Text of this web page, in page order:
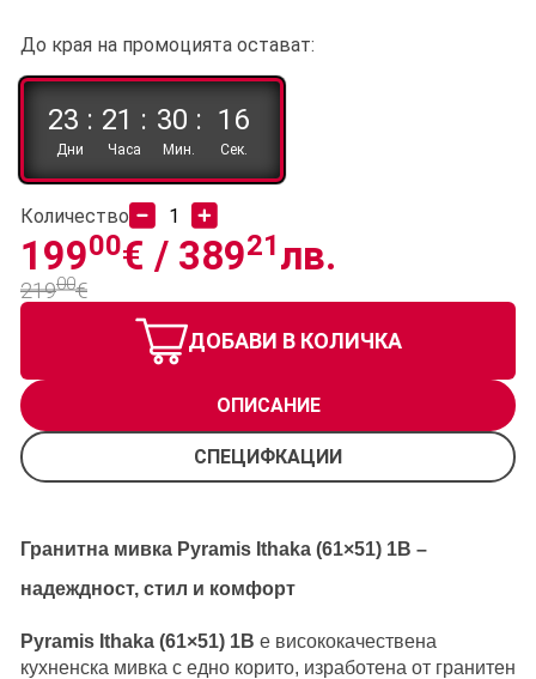
До края на промоцията остават:
23 :
Дни
21 :
Часа
30 :
Мин.
16
Сек.
Количество
19900€ / 38921лв.
21900€
ДОБАВИ В КОЛИЧКА
ОПИСАНИЕ
СПЕЦИФКАЦИИ
Гранитна мивка Pyramis Ithaka (61×51) 1B –
надеждност, стил и комфорт
Pyramis Ithaka (61×51) 1B е висококачествена
кухненска мивка с едно корито, изработена от гранитен